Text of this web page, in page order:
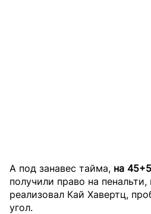
А под занавес тайма, на
получили право на
реализовал Кай Хавертц,
угол.